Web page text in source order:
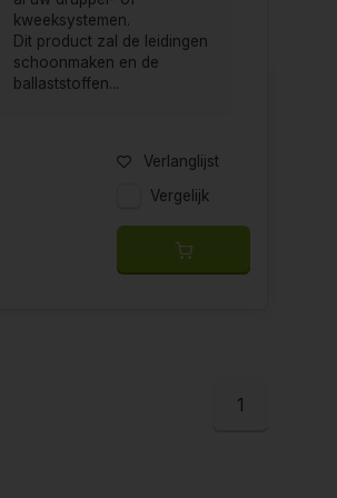
kweeksystemen.
Dit product zal de leidingen
schoonmaken en de
ballaststoffen...
Verlanglijst
Vergelijk
1